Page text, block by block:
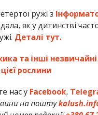
ружі з
як у дитинстві
Деталі тут.
та інші
рослини
нас у Facebook,
на пошту